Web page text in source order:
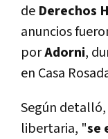
de Derechos
anuncios
porAdorni,
en Casa
Según
libertaria, "se